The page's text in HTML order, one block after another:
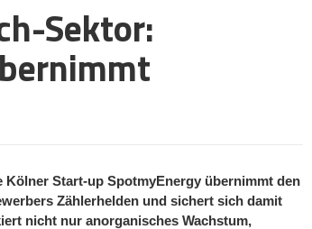
Sektor:
Kölner Start-up SpotmyEnergy übernimmt den
Zählerhelden und sichert sich damit
nicht nur anorganisches Wachstum,